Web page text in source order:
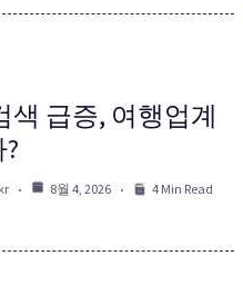
색 급증, 여행업계
8월 4, 2026 4 Min Read